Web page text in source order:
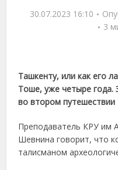
30.07.2023 16:10
3
Ташкенту, или как его
Тоше, уже четыре
во втором путешествии
Преподаватель КРУ им
Шевнина говорит, что
талисманом